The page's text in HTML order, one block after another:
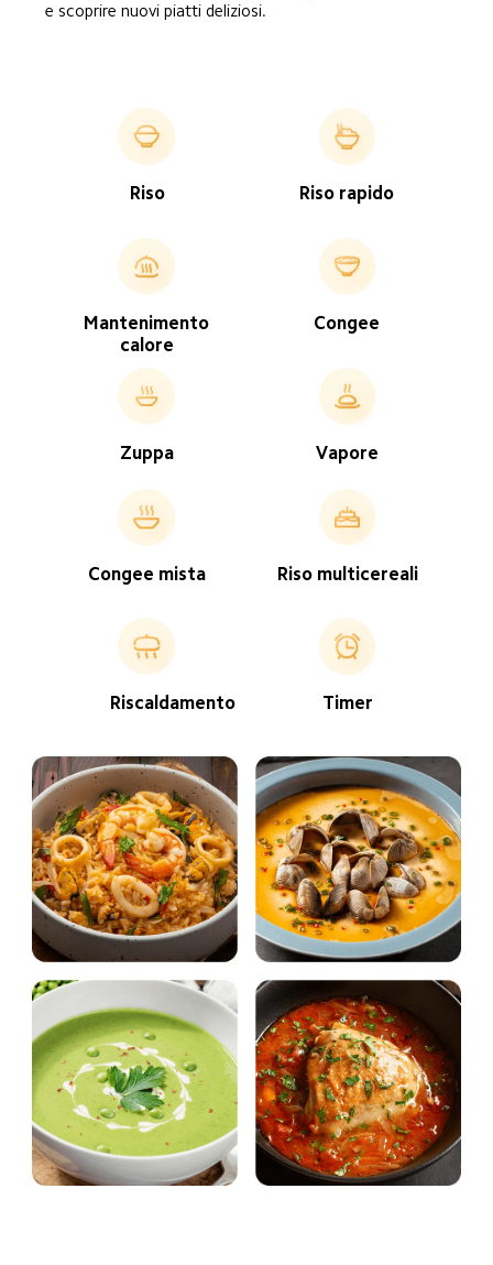
e scoprire nuovi piatti deliziosi.
Riso Riso rapido
Mantenimento
calore
Congee
Zuppa Vapore
Congee mista Riso multicereali
Riscaldamento Timer